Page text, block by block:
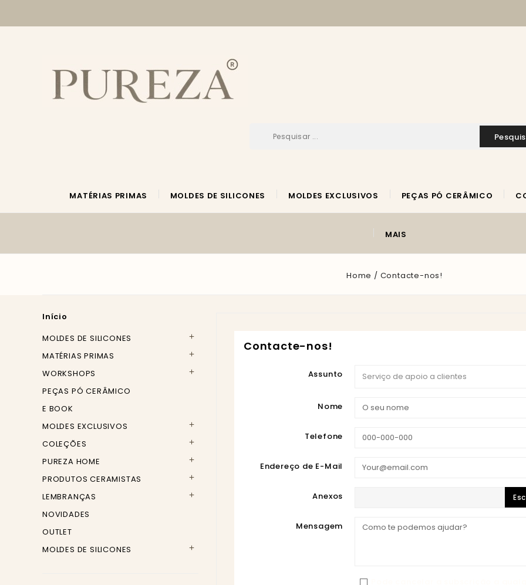
MATÉRIAS PRIMAS MOLDES DE SILICONES MOLDES EXCLUSIVOS PEÇAS PÓ CERÂMICO
MAIS
Home Contacte-nos!
Início
MOLDES DE SILICONES

MATÉRIAS PRIMAS 
WORKSHOPS 
PEÇAS PÓ CERÂMICO
E BOOK
MOLDES EXCLUSIVOS

COLEÇÕES 
PUREZA HOME 
PRODUTOS CERAMISTAS 
LEMBRANÇAS 
NOVIDADES
OUTLET
MOLDES DE SILICONES

Contacte-nos!
Assunto
Nome
Telefone
Endereço de E-Mail
Anexos
Mensagem